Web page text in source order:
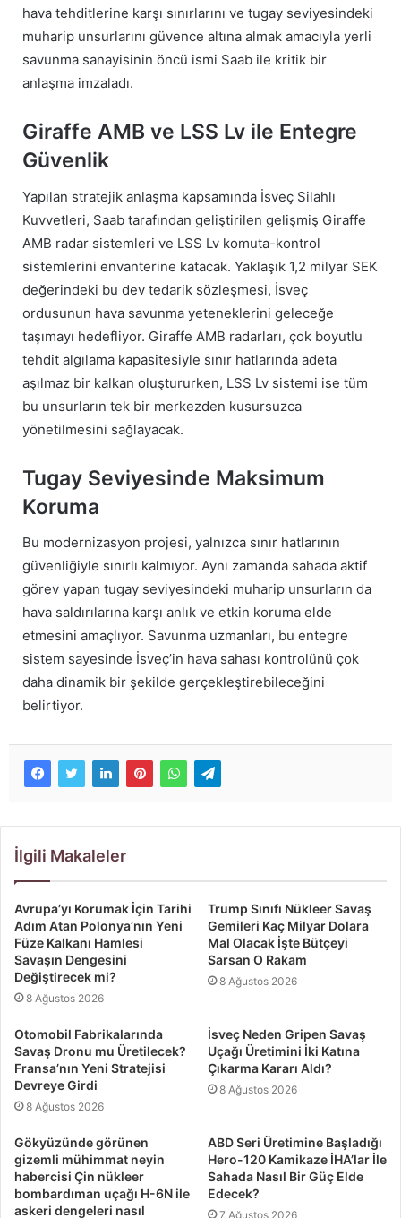
hava tehditlerine karşı sınırlarını ve tugay seviyesindeki
muharip unsurlarını güvence altına almak amacıyla yerli
savunma sanayisinin öncü ismi Saab ile kritik bir
anlaşma imzaladı.
Giraffe AMB ve LSS Lv ile Entegre
Güvenlik
Yapılan stratejik anlaşma kapsamında İsveç Silahlı
Kuvvetleri, Saab tarafından geliştirilen gelişmiş Giraffe
AMB radar sistemleri ve LSS Lv komuta-kontrol
sistemlerini envanterine katacak. Yaklaşık 1,2 milyar SEK
değerindeki bu dev tedarik sözleşmesi, İsveç
ordusunun hava savunma yeteneklerini geleceğe
taşımayı hedefliyor. Giraffe AMB radarları, çok boyutlu
tehdit algılama kapasitesiyle sınır hatlarında adeta
aşılmaz bir kalkan oluştururken, LSS Lv sistemi ise tüm
bu unsurların tek bir merkezden kusursuzca
yönetilmesini sağlayacak.
Tugay Seviyesinde Maksimum
Koruma
Bu modernizasyon projesi, yalnızca sınır hatlarının
güvenliğiyle sınırlı kalmıyor. Aynı zamanda sahada aktif
görev yapan tugay seviyesindeki muharip unsurların da
hava saldırılarına karşı anlık ve etkin koruma elde
etmesini amaçlıyor. Savunma uzmanları, bu entegre
sistem sayesinde İsveç’in hava sahası kontrolünü çok
daha dinamik bir şekilde gerçekleştirebileceğini
belirtiyor.
İlgili Makaleler
Avrupa’yı Korumak İçin Tarihi
Adım Atan Polonya’nın Yeni
Füze Kalkanı Hamlesi
Savaşın Dengesini
Değiştirecek mi?
8 Ağustos 2026
Trump Sınıfı Nükleer Savaş
Gemileri Kaç Milyar Dolara
Mal Olacak İşte Bütçeyi
Sarsan O Rakam
8 Ağustos 2026
Otomobil Fabrikalarında
Savaş Dronu mu Üretilecek?
Fransa’nın Yeni Stratejisi
Devreye Girdi
8 Ağustos 2026
İsveç Neden Gripen Savaş
Uçağı Üretimini İki Katına
Çıkarma Kararı Aldı?
8 Ağustos 2026
Gökyüzünde görünen
gizemli mühimmat neyin
habercisi Çin nükleer
bombardıman uçağı H-6N ile
askeri dengeleri nasıl
ABD Seri Üretimine Başladığı
Hero-120 Kamikaze İHA’lar İle
Sahada Nasıl Bir Güç Elde
Edecek?
7 Ağustos 2026